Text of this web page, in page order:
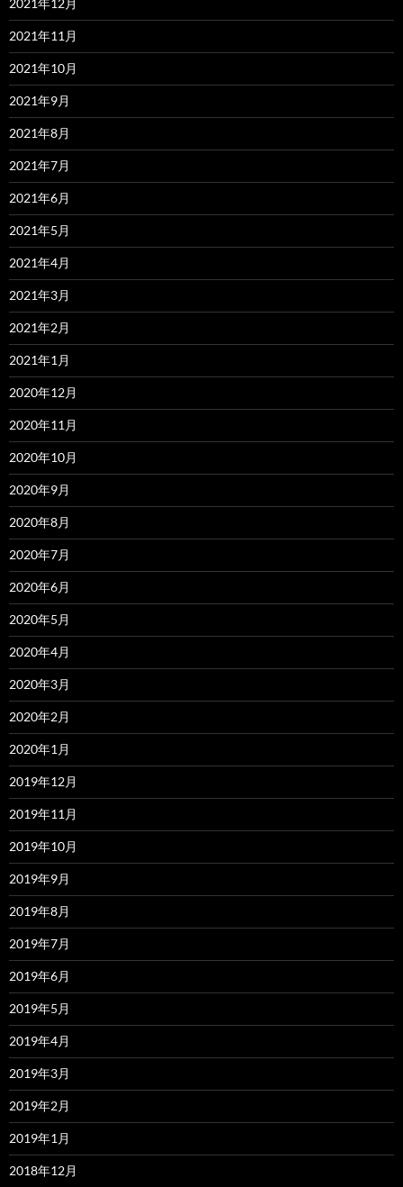
2021年12月
2021年11月
2021年10月
2021年9月
2021年8月
2021年7月
2021年6月
2021年5月
2021年4月
2021年3月
2021年2月
2021年1月
2020年12月
2020年11月
2020年10月
2020年9月
2020年8月
2020年7月
2020年6月
2020年5月
2020年4月
2020年3月
2020年2月
2020年1月
2019年12月
2019年11月
2019年10月
2019年9月
2019年8月
2019年7月
2019年6月
2019年5月
2019年4月
2019年3月
2019年2月
2019年1月
2018年12月